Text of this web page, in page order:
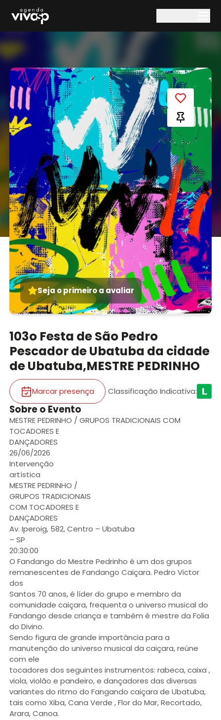
Seja o primeiro a avaliar
103o Festa de São Pedro
Pescador de Ubatuba da cidade
de Ubatuba,MESTRE PEDRINHO
Marcar presença Classificação Indicativa:
Sobre o Evento
MESTRE PEDRINHO / GRUPOS TRADICIONAIS COM
TOCADORES E
DANÇADORES
26/06/2026
Intervenção
artística
MESTRE PEDRINHO /
GRUPOS TRADICIONAIS
COM TOCADORES E
DANÇADORES
Av. Iperoig, 582, Centro – Ubatuba
– SP
20:30:00
O Fandango do Mestre Pedrinho é um dos grupos
remanescentes de Fandango Caiçara. Pedro Victor
dos
Santos 70 anos, é líder do grupo e membro da
comunidade caiçara, frequenta o universo musical do
Fandango desde criança e também é mestre da Folia
do Divino.
Sendo figura de grande importância para a
manutenção do universo musical da caiçara, reúne
com ele
tocadores dos seguintes instrumentos: rabeca, caixa ,
viola, violão e pandeiro, e dançadores das diversas
variantes do ritmo do Fangando caiçara de Ubatuba,
tais como Xiba, Cana Verde , Flor do Mar, Recortado,
Arara, Canoa.